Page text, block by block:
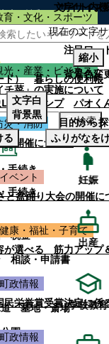
をつける
検索
手続き
手続き
税金
相談・申請書
ごみ
墓地・斎場
園
育・文化・スポーツ
安東ウメ子さんとの思
光・産業・ビジネス
チ菜」の実施について
災・消防
の開催について
イベント
と盆踊り大会の開催に
健康・福祉・子育て
が選べる 筋力アップ
町政情報
民栄誉賞受賞決定に係
町政情報
サイト内
注目ワー
ド）
暮らしの便利帳
スタンプ
パオく
目的から
妊娠
出産
学校教育
文字サイズ
現在の文字
縮小
背景色変
文字白
背景黒
る ふりがなを